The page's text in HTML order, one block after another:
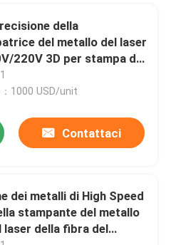
della
del metallo del laser
220V 3D per stampa del
1000 USD/unit
Contattaci
dei metalli di High Speed
stampante del metallo
laser della fibra del